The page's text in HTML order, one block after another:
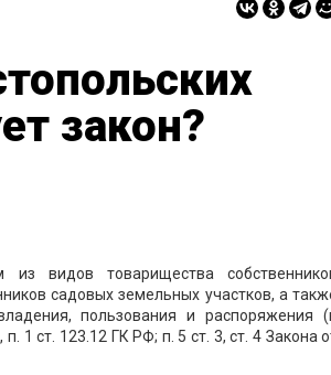
закон?
видов товарищества
садовых земельных участков, а
пользования и распоряжения
1 ст. 123.12 ГК РФ; п. 5 ст. 3, ст. 4 Закона